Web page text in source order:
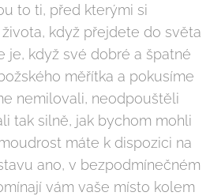
to ti, před kterými si
když přejdete do světa
je, když své dobré a špatné
měřítka a pokusíme
nemilovali, neodpouštěli
tak silně, jak bychom mohli
máte k dispozici na
ano, v bezpodmínečném
vám vaše místo kolem